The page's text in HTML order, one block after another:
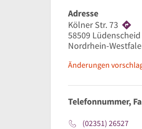
Adresse
Kölner Str. 73
58509 Lüdenscheid
Nordrhein-
Änderungen
Telefonnummer,
(02351) 26527